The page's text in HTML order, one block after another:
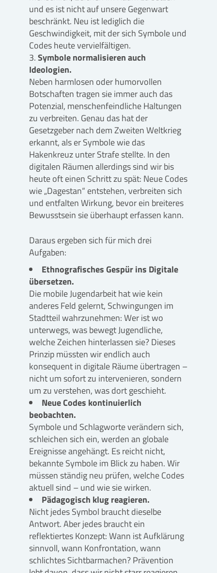
und es ist nicht auf unsere Gegenwart
beschränkt. Neu ist lediglich die
Geschwindigkeit, mit der sich Symbole und
Codes heute vervielfältigen.
Symbole normalisieren auch
Ideologien.
Neben harmlosen oder humorvollen
Botschaften tragen sie immer auch das
Potenzial, menschenfeindliche Haltungen
zu verbreiten. Genau das hat der
Gesetzgeber nach dem Zweiten Weltkrieg
erkannt, als er Symbole wie das
Hakenkreuz unter Strafe stellte. In den
digitalen Räumen allerdings sind wir bis
heute oft einen Schritt zu spät: Neue Codes
wie „Dagestan“ entstehen, verbreiten sich
und entfalten Wirkung, bevor ein breiteres
Bewusstsein sie überhaupt erfassen kann.
Daraus ergeben sich für mich drei
Aufgaben:
Ethnografisches Gespür ins Digitale
übersetzen.
Die mobile Jugendarbeit hat wie kein
anderes Feld gelernt, Schwingungen im
Stadtteil wahrzunehmen: Wer ist wo
unterwegs, was bewegt Jugendliche,
welche Zeichen hinterlassen sie? Dieses
Prinzip müssten wir endlich auch
konsequent in digitale Räume übertragen –
nicht um sofort zu intervenieren, sondern
um zu verstehen, was dort geschieht.
Neue Codes kontinuierlich
beobachten.
Symbole und Schlagworte verändern sich,
schleichen sich ein, werden an globale
Ereignisse angehängt. Es reicht nicht,
bekannte Symbole im Blick zu haben. Wir
müssen ständig neu prüfen, welche Codes
aktuell sind – und wie sie wirken.
Pädagogisch klug reagieren.
Nicht jedes Symbol braucht dieselbe
Antwort. Aber jedes braucht ein
reflektiertes Konzept: Wann ist Aufklärung
sinnvoll, wann Konfrontation, wann
schlichtes Sichtbarmachen? Prävention